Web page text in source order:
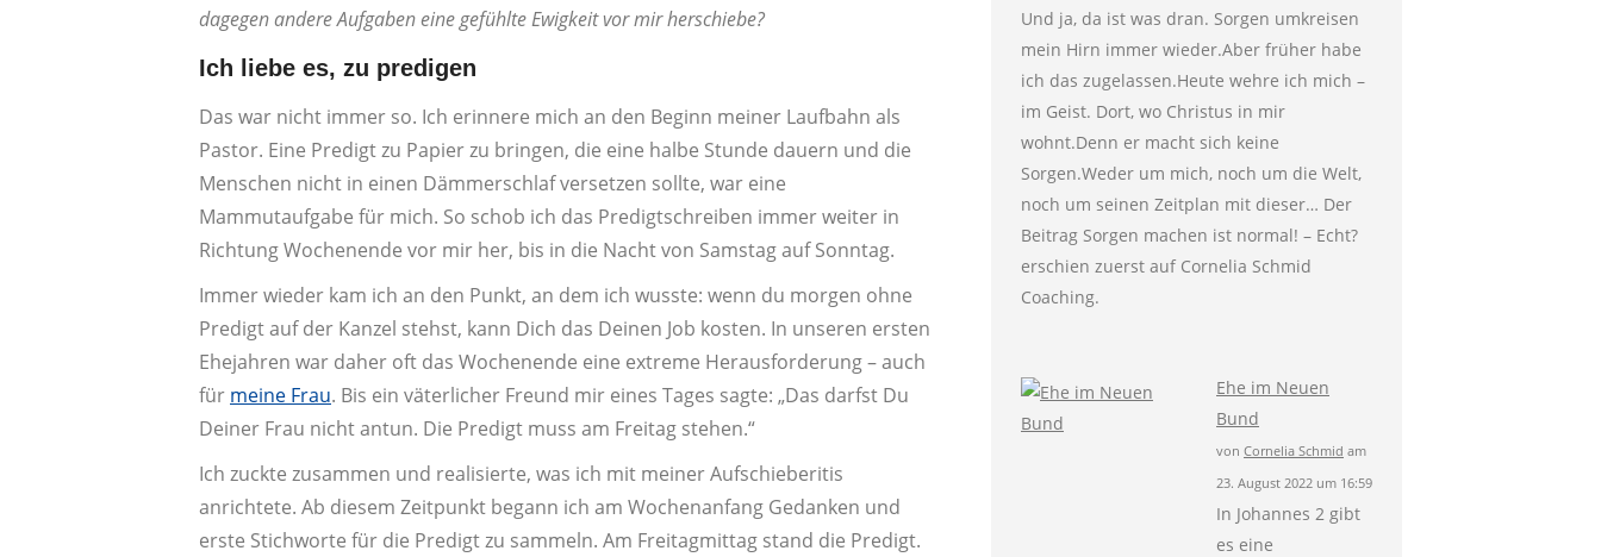
dagegen andere Aufgaben eine gefühlte Ewigkeit vor mir herschiebe?
Ich liebe es, zu predigen
Das war nicht immer so. Ich erinnere mich an den Beginn meiner Laufbahn als
Pastor. Eine Predigt zu Papier zu bringen, die eine halbe Stunde dauern und die
Menschen nicht in einen Dämmerschlaf versetzen sollte, war eine
Mammutaufgabe für mich. So schob ich das Predigtschreiben immer weiter in
Richtung Wochenende vor mir her, bis in die Nacht von Samstag auf Sonntag.
Immer wieder kam ich an den Punkt, an dem ich wusste: wenn du morgen ohne
Predigt auf der Kanzel stehst, kann Dich das Deinen Job kosten. In unseren ersten
Ehejahren war daher oft das Wochenende eine extreme Herausforderung – auch
für meine Frau. Bis ein väterlicher Freund mir eines Tages sagte: „Das darfst Du
Deiner Frau nicht antun. Die Predigt muss am Freitag stehen.“
Ich zuckte zusammen und realisierte, was ich mit meiner Aufschieberitis
anrichtete. Ab diesem Zeitpunkt begann ich am Wochenanfang Gedanken und
erste Stichworte für die Predigt zu sammeln. Am Freitagmittag stand die Predigt.
Und ja, da ist was dran. Sorgen umkreisen
mein Hirn immer wieder.Aber früher habe
ich das zugelassen.Heute wehre ich mich –
im Geist. Dort, wo Christus in mir
wohnt.Denn er macht sich keine
Sorgen.Weder um mich, noch um die Welt,
noch um seinen Zeitplan mit dieser… Der
Beitrag Sorgen machen ist normal! – Echt?
erschien zuerst auf Cornelia Schmid
Coaching.
Ehe im Neuen
Bund
von Cornelia Schmid am
23. August 2022 um 16:59
In Johannes 2 gibt
es eine